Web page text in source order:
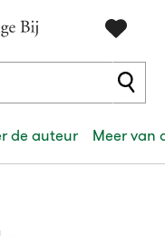
de auteur Meer van